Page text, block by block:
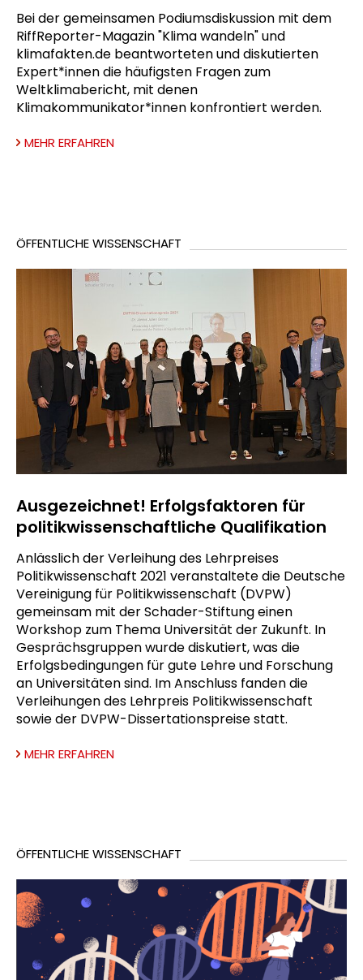
Bei der gemeinsamen Podiumsdiskussion mit dem
RiffReporter-Magazin "Klima wandeln" und
klimafakten.de beantworteten und diskutierten
Expert*innen die häufigsten Fragen zum
Weltklimabericht, mit denen
Klimakommunikator*innen konfrontiert werden.
MEHR ERFAHREN
ÖFFENTLICHE WISSENSCHAFT
Ausgezeichnet! Erfolgsfaktoren für
politikwissenschaftliche Qualifikation
Anlässlich der Verleihung des Lehrpreises
Politikwissenschaft 2021 veranstaltete die Deutsche
Vereinigung für Politikwissenschaft (DVPW)
gemeinsam mit der Schader-Stiftung einen
Workshop zum Thema Universität der Zukunft. In
Gesprächsgruppen wurde diskutiert, was die
Erfolgsbedingungen für gute Lehre und Forschung
an Universitäten sind. Im Anschluss fanden die
Verleihungen des Lehrpreis Politikwissenschaft
sowie der DVPW-Dissertationspreise statt.
MEHR ERFAHREN
ÖFFENTLICHE WISSENSCHAFT